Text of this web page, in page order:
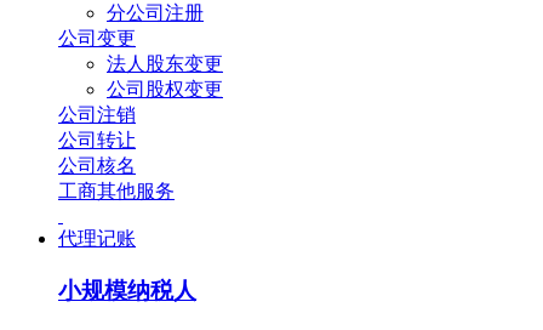
分公司注册
公司变更
法人股东变更
公司股权变更
公司注销
公司转让
公司核名
工商其他服务
代理记账
小规模纳税人